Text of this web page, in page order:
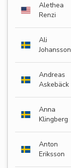
Alethea
Renzi
Ali
Johansson
Andreas
Askebäck
Anna
Klingberg
Anton
Eriksson